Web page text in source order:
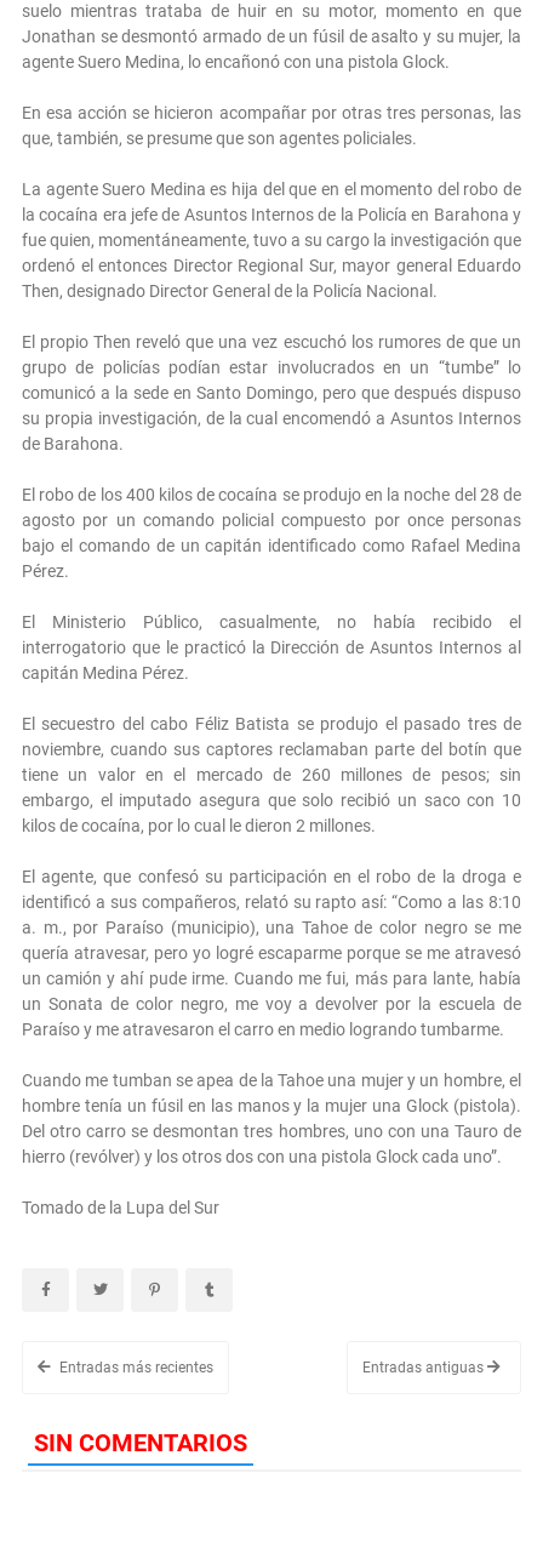
suelo mientras trataba de huir en su motor, momento en que
Jonathan se desmontó armado de un fúsil de asalto y su mujer, la
agente Suero Medina, lo encañonó con una pistola Glock.
En esa acción se hicieron acompañar por otras tres personas, las
que, también, se presume que son agentes policiales.
La agente Suero Medina es hija del que en el momento del robo de
la cocaína era jefe de Asuntos Internos de la Policía en Barahona y
fue quien, momentáneamente, tuvo a su cargo la investigación que
ordenó el entonces Director Regional Sur, mayor general Eduardo
Then, designado Director General de la Policía Nacional.
El propio Then reveló que una vez escuchó los rumores de que un
grupo de policías podían estar involucrados en un “tumbe” lo
comunicó a la sede en Santo Domingo, pero que después dispuso
su propia investigación, de la cual encomendó a Asuntos Internos
de Barahona.
El robo de los 400 kilos de cocaína se produjo en la noche del 28 de
agosto por un comando policial compuesto por once personas
bajo el comando de un capitán identificado como Rafael Medina
Pérez.
El Ministerio Público, casualmente, no había recibido el
interrogatorio que le practicó la Dirección de Asuntos Internos al
capitán Medina Pérez.
El secuestro del cabo Féliz Batista se produjo el pasado tres de
noviembre, cuando sus captores reclamaban parte del botín que
tiene un valor en el mercado de 260 millones de pesos; sin
embargo, el imputado asegura que solo recibió un saco con 10
kilos de cocaína, por lo cual le dieron 2 millones.
El agente, que confesó su participación en el robo de la droga e
identificó a sus compañeros, relató su rapto así: “Como a las 8:10
a. m., por Paraíso (municipio), una Tahoe de color negro se me
quería atravesar, pero yo logré escaparme porque se me atravesó
un camión y ahí pude irme. Cuando me fui, más para lante, había
un Sonata de color negro, me voy a devolver por la escuela de
Paraíso y me atravesaron el carro en medio logrando tumbarme.
Cuando me tumban se apea de la Tahoe una mujer y un hombre, el
hombre tenía un fúsil en las manos y la mujer una Glock (pistola).
Del otro carro se desmontan tres hombres, uno con una Tauro de
hierro (revólver) y los otros dos con una pistola Glock cada uno”.
Tomado de la Lupa del Sur
Entradas más recientes Entradas antiguas
SIN COMENTARIOS